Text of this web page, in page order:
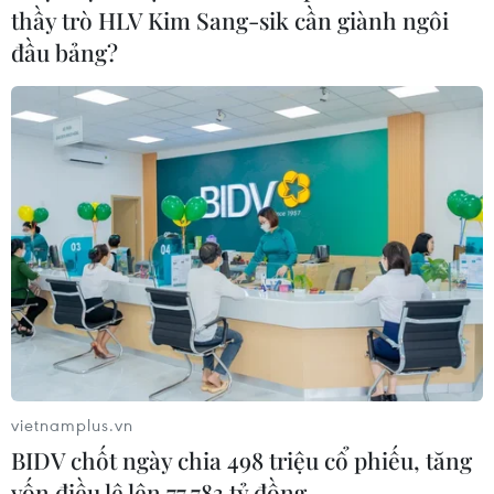
CƠ QUAN CHỦ QUẢN: THÔNG TẤN XÃ VIỆT NAM
Tổng Biên tập: TRẦN TIẾN DUẨN
Phó Tổng Biên tập: NGUYỄN THỊ TÁM, KHÚC THANH
THỦY
Sở hữu trí tuệ
Quy định sử dụng
RSS
Hỗ trợ
Ngôn ngữ
Dịch vụ tin
Quảng cáo
thầy trò HLV Kim Sang-sik cần giành ngôi
đầu bảng?
vietnamplus.vn
BIDV chốt ngày chia 498 triệu cổ phiếu, tăng